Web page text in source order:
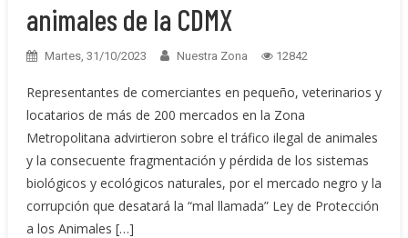
animales de la CDMX
Martes, 31/10/2023 Nuestra Zona 12842
Representantes de comerciantes en pequeño, veterinarios y
locatarios de más de 200 mercados en la Zona
Metropolitana advirtieron sobre el tráfico ilegal de animales
y la consecuente fragmentación y pérdida de los sistemas
biológicos y ecológicos naturales, por el mercado negro y la
corrupción que desatará la “mal llamada” Ley de Protección
a los Animales […]